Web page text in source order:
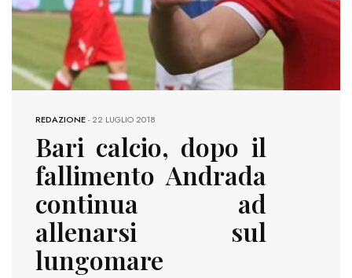
REDAZIONE-22 LUGLIO 2018
Bari calcio, dopo il
fallimento Andrada
continua ad
allenarsi sul
lungomare